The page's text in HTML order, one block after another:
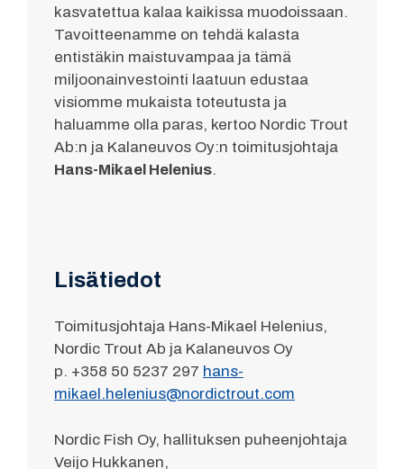
kasvatettua kalaa kaikissa muodoissaan.
Tavoitteenamme on tehdä kalasta
entistäkin maistuvampaa ja tämä
miljoonainvestointi laatuun edustaa
visiomme mukaista toteutusta ja
haluamme olla paras, kertoo Nordic Trout
Ab:n ja Kalaneuvos Oy:n toimitusjohtaja
Hans-Mikael Helenius.
Lisätiedot
Toimitusjohtaja Hans-Mikael Helenius,
Nordic Trout Ab ja Kalaneuvos Oy
p. +358 50 5237 297 hans-
mikael.helenius@nordictrout.com
Nordic Fish Oy, hallituksen puheenjohtaja
Veijo Hukkanen,